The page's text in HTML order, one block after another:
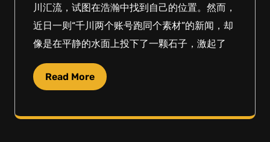
川汇流，试图在浩瀚中找到自己的位置。然而，
近日一则“千川两个账号跑同个素材”的新闻，却
像是在平静的水面上投下了一颗石子，激起了
Read More